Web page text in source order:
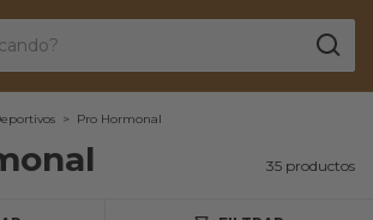
> Pro Hormonal
35 productos